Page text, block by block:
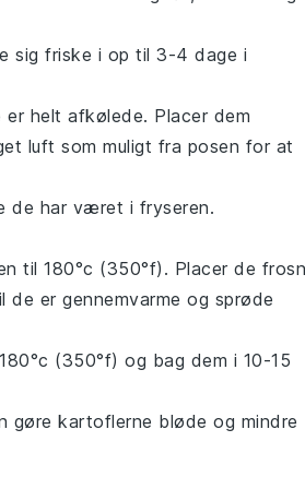
sig friske i op til 3-4 dage i
helt afkølede. Placer dem
luft som muligt fra posen for at
de har været i fryseren.
til 180°c (350°f). Placer de
er gennemvarme og sprøde
(350°f) og bag dem i 10-15
gøre kartoflerne bløde og mindre